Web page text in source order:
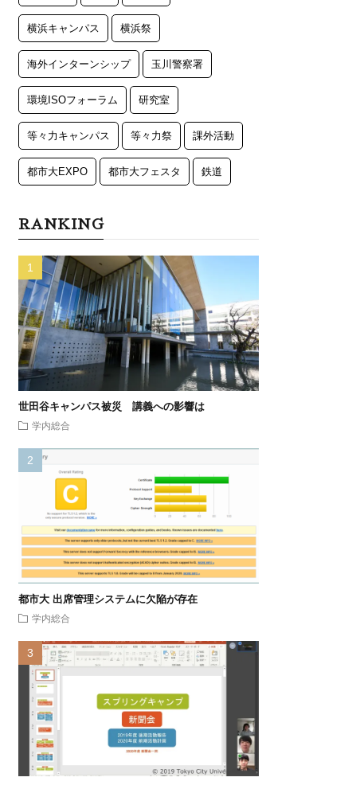
横浜キャンパス 横浜祭
海外インターンシップ 玉川警察署
環境ISOフォーラム 研究室
等々力キャンパス 等々力祭 課外活動
都市大EXPO 都市大フェスタ 鉄道
RANKING
世田谷キャンパス被災 講義への影響は
学内総合
都市大 出席管理システムに欠陥が存在
学内総合